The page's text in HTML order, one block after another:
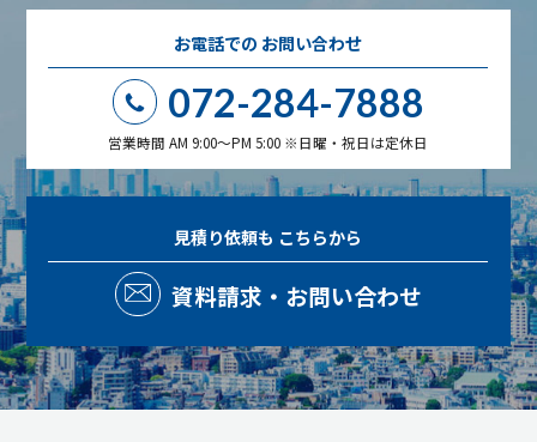
お電話での お問い合わせ
072-284-7888
営業時間 AM 9:00～PM 5:00 ※日曜・祝日は定休日
見積り依頼も こちらから
資料請求・お問い合わせ